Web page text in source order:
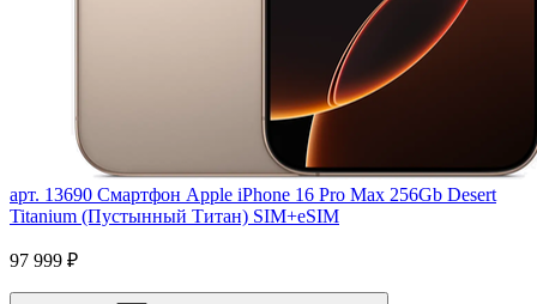
арт. 13690 Смартфон Apple iPhone 16 Pro Max 256Gb Desert
Titanium (Пустынный Титан) SIM+eSIM
97 999 ₽